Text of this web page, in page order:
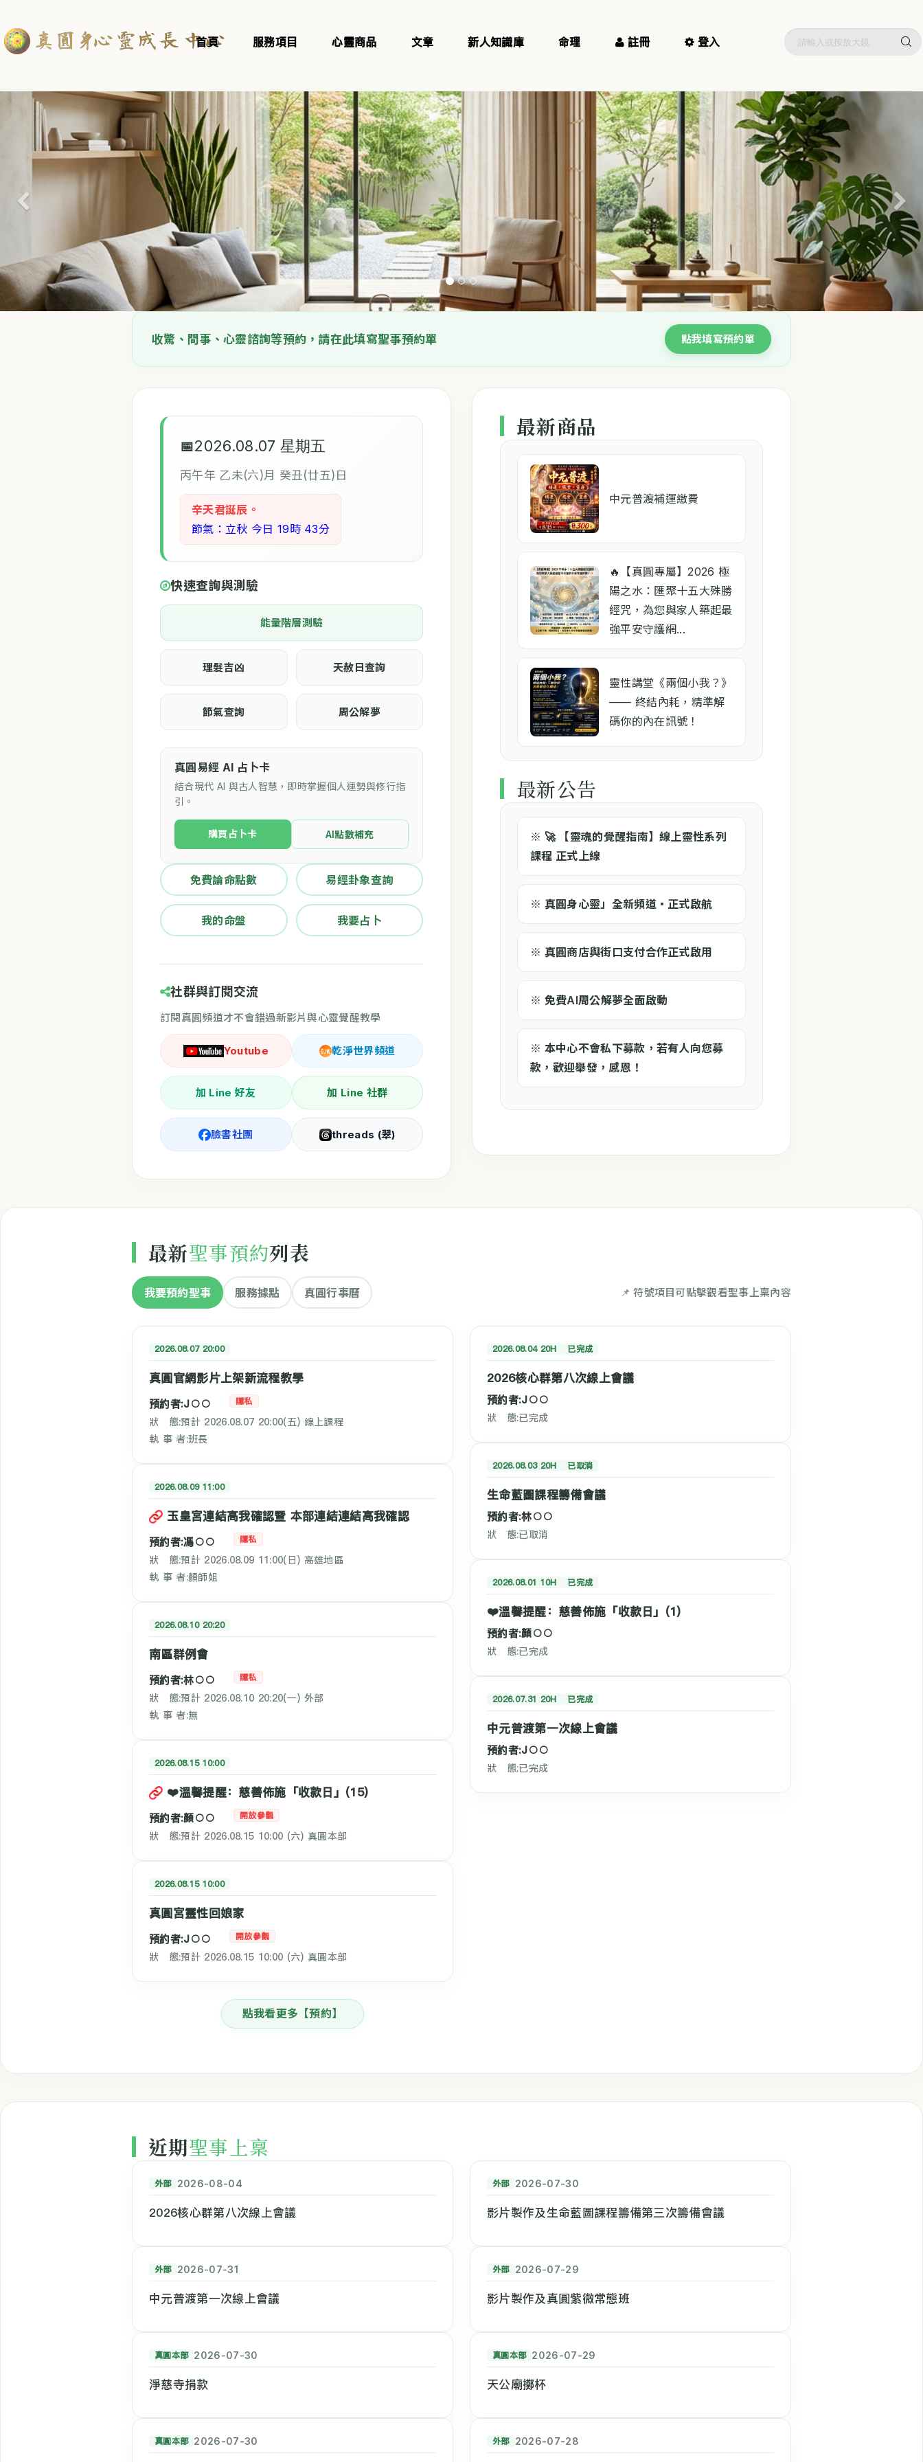
首頁 服務項目 心靈商品 文章 新人知識庫 命理 註冊 登入
收驚、問事、心靈諮詢等預約，請在此填寫聖事預約單 點我填寫預約單
2026.08.07 星期五
丙午年 乙未(六)月 癸丑(廿五)日
辛天君誕辰。
節氣：立秋 今日 19時 43分
快速查詢與測驗
能量階層測驗
理髮吉凶 天赦日查詢
節氣查詢 周公解夢
真圓易經 AI 占卜卡
結合現代 AI 與古人智慧，即時掌握個人運勢與修行指
引。
購買占卜卡 AI點數補充
免費論命點數 易經卦象查詢
我的命盤 我要占卜
社群與訂閱交流
訂閱真圓頻道才不會錯過新影片與心靈覺醒教學
Youtube 乾淨世界頻道
加 Line 好友 加 Line 社群
臉書社團 threads (翠)
最新商品
中元普渡補運繳費
🔥【真圓專屬】2026 極
陽之水：匯聚十五大殊勝
經咒，為您與家人築起最
強平安守護網...
靈性講堂《兩個小我？》
—— 終結內耗，精準解
碼你的內在訊號！
最新公告
※ 🚀 【靈魂的覺醒指南】線上靈性系列
課程 正式上線
※ 真圓身心靈」全新頻道・正式啟航
※ 真圓商店與街口支付合作正式啟用
※ 免費AI周公解夢全面啟動
※ ​本中心不會私下募款，若有人向您募
款，歡迎舉發，感恩！
最新聖事預約列表
我要預約聖事 服務據點 真圓行事曆 📌 符號項目可點擊觀看聖事上稟內容
2026.08.07 20:00
真圓官網影片上架新流程教學
預約者:J○○ 隱私
狀 態:預計 2026.08.07 20:00(五) 線上課程
執 事 者:班長
2026.08.09 11:00
玉皇宮連結高我確認暨 本部連結連結高我確認
預約者:馮○○ 隱私
狀 態:預計 2026.08.09 11:00(日) 高雄地區
執 事 者:顏師姐
2026.08.10 20:20
南區群例會
預約者:林○○ 隱私
狀 態:預計 2026.08.10 20:20(一) 外部
執 事 者:無
2026.08.15 10:00
❤️溫馨提醒：慈善佈施「收款日」(15)
預約者:顏○○ 開放參觀
狀 態:預計 2026.08.15 10:00 (六) 真圓本部
2026.08.15 10:00
真圓宮靈性回娘家
預約者:J○○ 開放參觀
狀 態:預計 2026.08.15 10:00 (六) 真圓本部
點我看更多【預約】
2026.08.04 20H 已完成
2026核心群第八次線上會議
預約者:J○○
狀 態:已完成
2026.08.03 20H 已取消
生命藍圖課程籌備會議
預約者:林○○
狀 態:已取消
2026.08.01 10H 已完成
❤️溫馨提醒：慈善佈施「收款日」(1)
預約者:顏○○
狀 態:已完成
2026.07.31 20H 已完成
中元普渡第一次線上會議
預約者:J○○
狀 態:已完成
近期聖事上稟
外部 2026-08-04
2026核心群第八次線上會議
外部 2026-07-31
中元普渡第一次線上會議
真圓本部 2026-07-30
淨慈寺捐款
真圓本部 2026-07-30
外部 2026-07-30
影片製作及生命藍圖課程籌備第三次籌備會議
外部 2026-07-29
影片製作及真圓紫微常態班
真圓本部 2026-07-29
天公廟擲杯
外部 2026-07-28